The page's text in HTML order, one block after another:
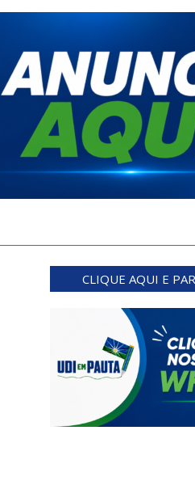
CLIQUE AQUI E